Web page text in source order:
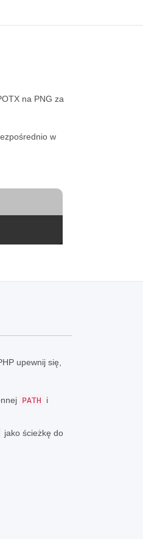
na PNG za
w
upewnij się,
PATH
i
jako ścieżkę do